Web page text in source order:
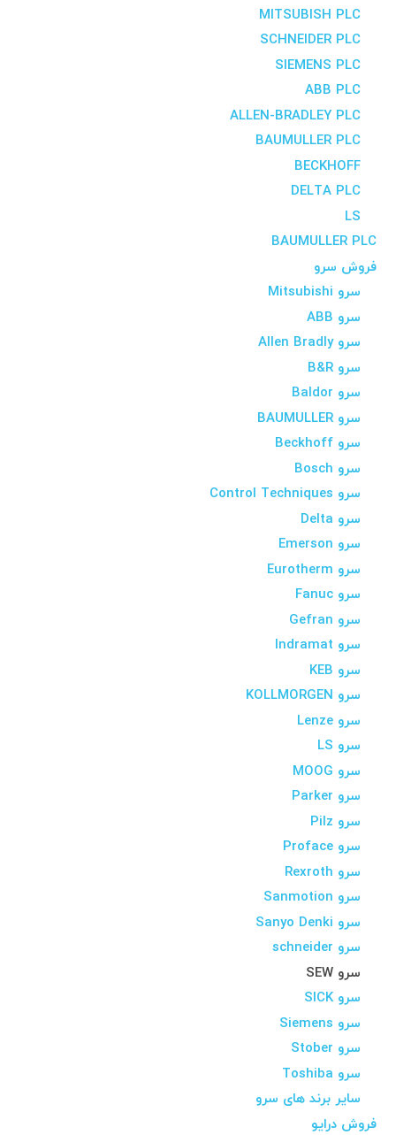
MITSUBISH PLC
SCHNEIDER PLC
SIEMENS PLC
ABB PLC
ALLEN-BRADLEY PLC
BAUMULLER PLC
BECKHOFF
DELTA PLC
LS
BAUMULLER PLC
فروش سرو
سرو Mitsubishi
سرو ABB
سرو Allen Bradly
سرو B&R
سرو Baldor
سرو BAUMULLER
سرو Beckhoff
سرو Bosch
سرو Control Techniques
سرو Delta
سرو Emerson
سرو Eurotherm
سرو Fanuc
سرو Gefran
سرو Indramat
سرو KEB
سرو KOLLMORGEN
سرو Lenze
سرو LS
سرو MOOG
سرو Parker
سرو Pilz
سرو Proface
سرو Rexroth
سرو Sanmotion
سرو Sanyo Denki
سرو schneider
سرو SEW
سرو SICK
سرو Siemens
سرو Stober
سرو Toshiba
سایر برند های سرو
فروش درایو